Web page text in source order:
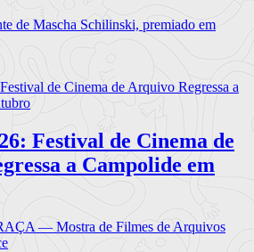
de Mascha Schilinski, premiado em
Festival de Cinema de
a Campolide em
— Mostra de Filmes de Arquivos